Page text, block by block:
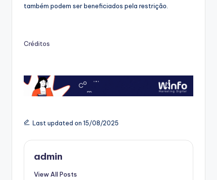
também podem ser beneficiados pela restrição.
Créditos
Last updated on 15/08/2025
admin
View All Posts